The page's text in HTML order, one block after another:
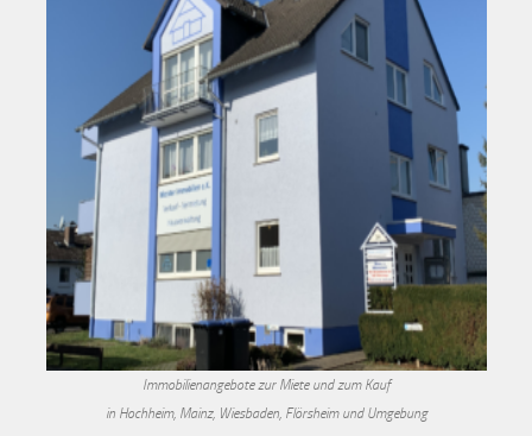
Immobilienangebote zur Miete und zum Kauf
in Hochheim, Mainz, Wiesbaden, Flörsheim und Umgebung